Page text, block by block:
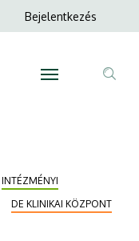
Anonim
menüje
Bejelentkezés
INTÉZMÉNYI
DE KLINIKAI KÖZPONT